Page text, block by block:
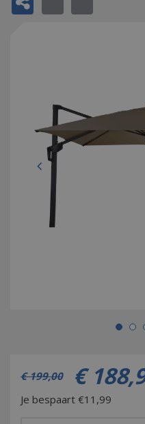
€ 199,00 € 188,
Je bespaart €11,99